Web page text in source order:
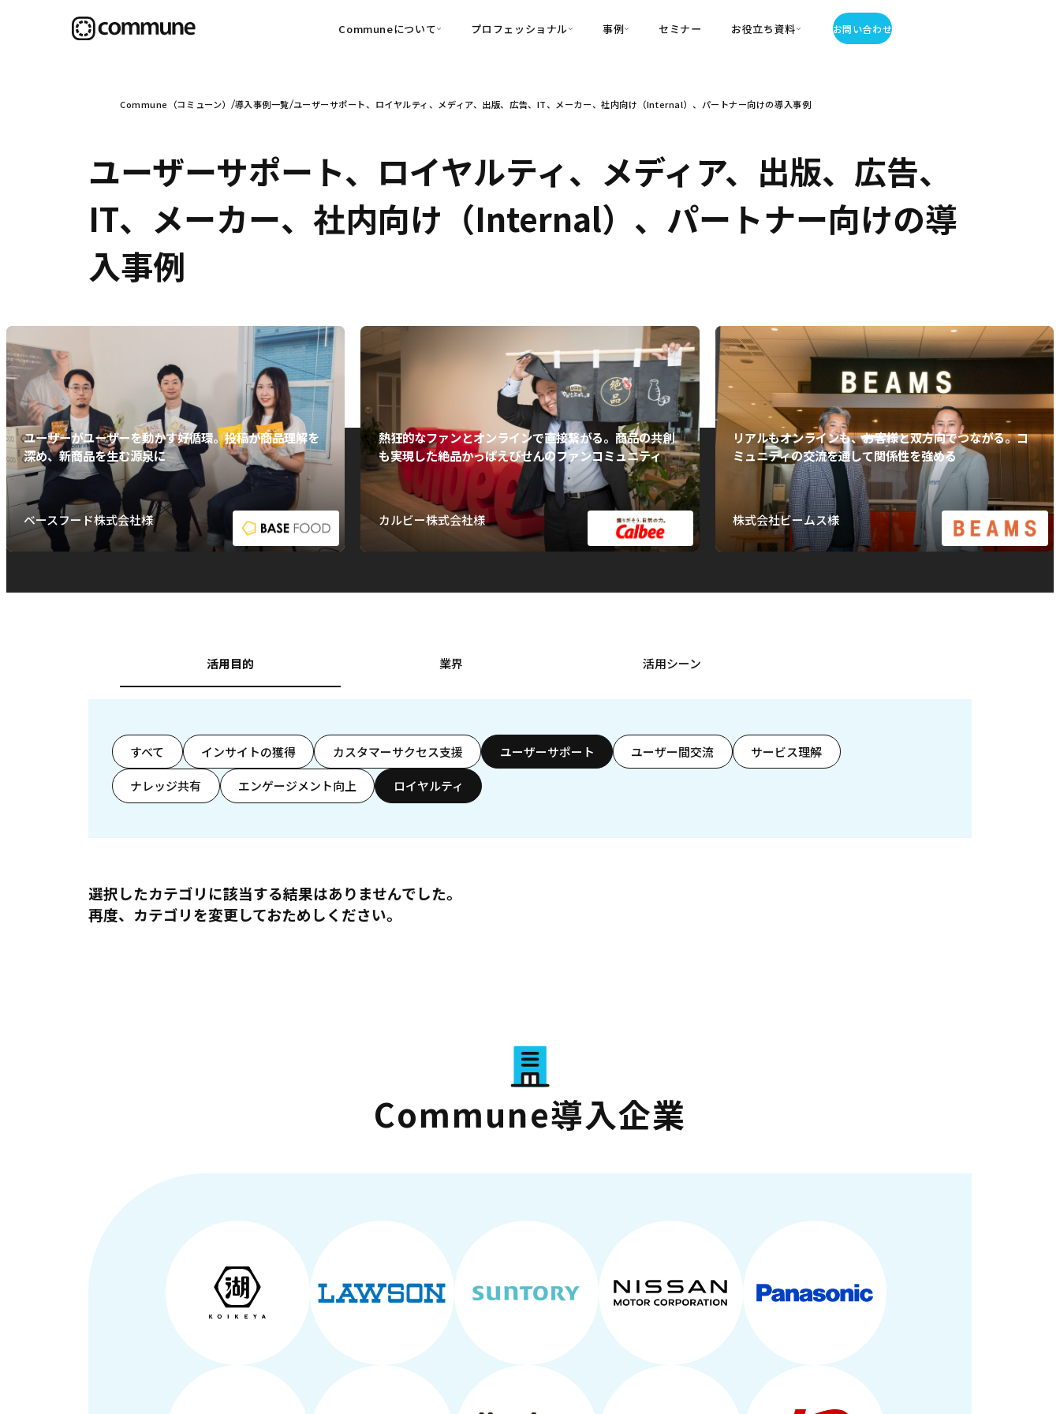
Communeについて
可視化
育成
・Commune Voice ・Commune Navigator
信頼を醸成する信頼起点経営基盤
・Commune CRM（旧：
SuccessHub）
プロフェッショナル
・Customer-Led Growth
事例
導入事例
セミナー お役立ち資料
・お役立ち資料
お問い合わせ
Commune（コミューン） 導入事例一覧 ユーザーサポート、ロイヤルティ、メディア、出版、広告、IT、メーカー、社内向け（Internal）、パートナー向けの導入事例
ユーザーサポート、ロイヤルティ、メディア、出版、広告、
IT、メーカー、社内向け（Internal）、パートナー向けの導
入事例
ユーザーがユーザーを動かす好循環。投稿が商品理解を
深め、新商品を生む源泉に
ベースフード株式会社様
熱狂的なファンとオンラインで直接繋がる。商品の共創
も実現した絶品かっぱえびせんのファンコミュニティ
カルビー株式会社様
リアルもオンラインも、お客様と双方向でつながる。コ
ミュニティの交流を通して関係性を強める
株式会社ビームス様
活用目的 業界 活用シーン
すべて インサイトの獲得 カスタマーサクセス支援 ユーザーサポート ユーザー間交流 サービス理解
ナレッジ共有 エンゲージメント向上 ロイヤルティ
選択したカテゴリに該当する結果はありませんでした。
再度、カテゴリを変更しておためしください。
Commune導入企業